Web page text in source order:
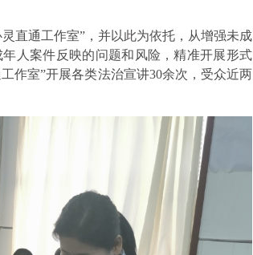
直通工作室”，并以此为依托，从增强未成
人案件反映的问题和风险，精准开展形式
作室”开展各类法治宣讲30余次，受众近两